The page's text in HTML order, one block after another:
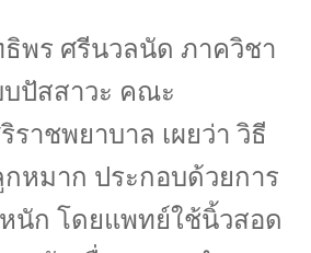
พร ศรีนวลนัด ภาควิชา
ปัสสาวะ คณะ
าชพยาบาล เผยว่า วิธี
หมาก ประกอบด้วยการ
นัก โดยแพทย์ใช้นิ้วสอด